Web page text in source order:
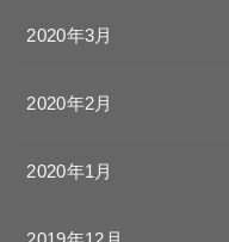
2020年3月
2020年2月
2020年1月